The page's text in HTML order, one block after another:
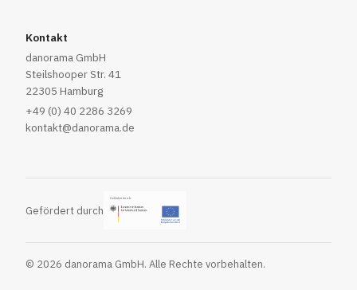
Kontakt
danorama GmbH
Steilshooper Str. 41
22305 Hamburg
+49 (0) 40 2286 3269
kontakt@danorama.de
Gefördert durch
© 2026 danorama GmbH. Alle Rechte vorbehalten.